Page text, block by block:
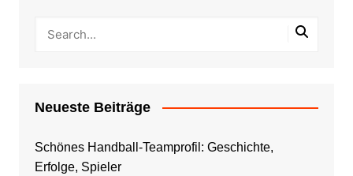
Neueste Beiträge
Schönes Handball-Teamprofil: Geschichte,
Erfolge, Spieler